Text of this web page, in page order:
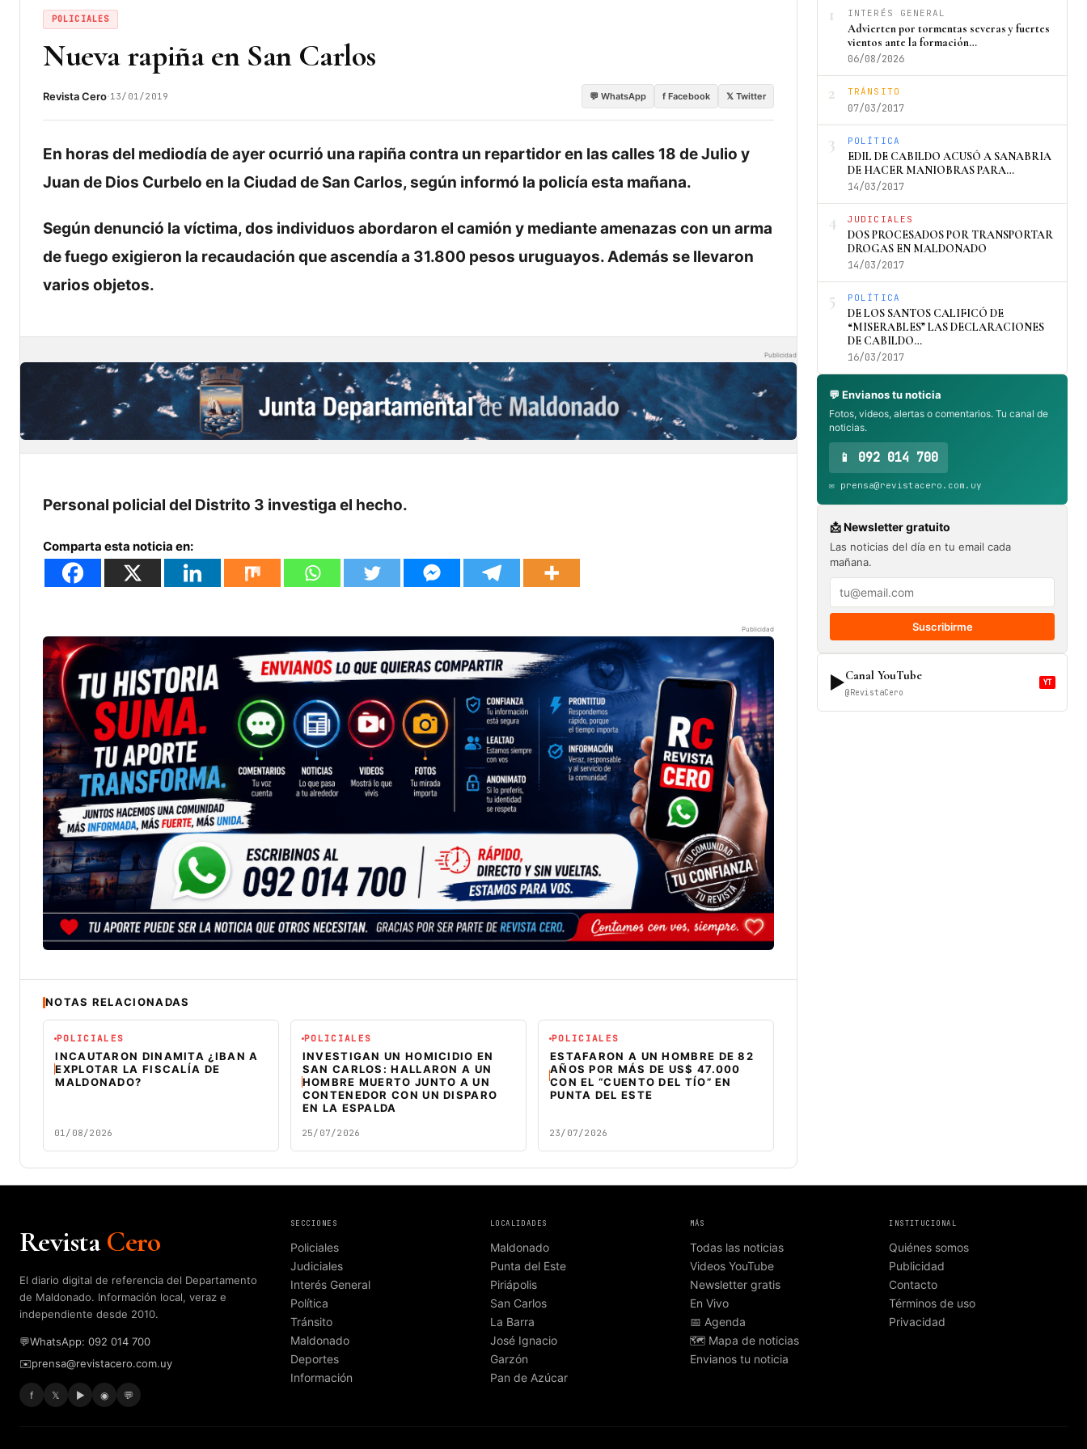
POLICIALES
Nueva rapiña en San Carlos
Revista Cero·13/01/2019 💬 WhatsApp f Facebook 𝕏 Twitter
En horas del mediodía de ayer ocurrió una rapiña contra un repartidor en las calles 18 de Julio y
Juan de Dios Curbelo en la Ciudad de San Carlos, según informó la policía esta mañana.
Según denunció la víctima, dos individuos abordaron el camión y mediante amenazas con un arma
de fuego exigieron la recaudación que ascendía a 31.800 pesos uruguayos. Además se llevaron
varios objetos.
Publicidad
Personal policial del Distrito 3 investiga el hecho.
Comparta esta noticia en:
Publicidad
NOTAS RELACIONADAS
POLICIALES
INCAUTARON DINAMITA ¿IBAN A
EXPLOTAR LA FISCALÍA DE
MALDONADO?
01/08/2026
POLICIALES
INVESTIGAN UN HOMICIDIO EN
SAN CARLOS: HALLARON A UN
HOMBRE MUERTO JUNTO A UN
CONTENEDOR CON UN DISPARO
EN LA ESPALDA
25/07/2026
POLICIALES
ESTAFARON A UN HOMBRE DE 82
AÑOS POR MÁS DE US$ 47.000
CON EL “CUENTO DEL TÍO” EN
PUNTA DEL ESTE
23/07/2026
1 INTERÉS GENERAL
Advierten por tormentas severas y fuertes
vientos ante la formación…
06/08/2026
2 TRÁNSITO
07/03/2017
3 POLÍTICA
EDIL DE CABILDO ACUSÓ A SANABRIA
DE HACER MANIOBRAS PARA…
14/03/2017
4 JUDICIALES
DOS PROCESADOS POR TRANSPORTAR
DROGAS EN MALDONADO
14/03/2017
5 POLÍTICA
DE LOS SANTOS CALIFICÓ DE
“MISERABLES” LAS DECLARACIONES
DE CABILDO…
16/03/2017
💬 Envianos tu noticia
Fotos, videos, alertas o comentarios. Tu canal de
noticias.
📱 092 014 700
✉️ prensa@revistacero.com.uy
📩 Newsletter gratuito
Las noticias del día en tu email cada
mañana.
Suscribirme
▶Canal YouTube
@RevistaCero
YT
RevistaCero
El diario digital de referencia del Departamento
de Maldonado. Información local, veraz e
independiente desde 2010.
💬WhatsApp: 092 014 700
✉️prensa@revistacero.com.uy
f 𝕏 ▶ ◉ 💬
SECCIONES
Policiales
Judiciales
Interés General
Política
Tránsito
Maldonado
Deportes
Información
LOCALIDADES
Maldonado
Punta del Este
Piriápolis
San Carlos
La Barra
José Ignacio
Garzón
Pan de Azúcar
MÁS
Todas las noticias
Videos YouTube
Newsletter gratis
En Vivo
📅 Agenda
🗺️ Mapa de noticias
Envianos tu noticia
INSTITUCIONAL
Quiénes somos
Publicidad
Contacto
Términos de uso
Privacidad